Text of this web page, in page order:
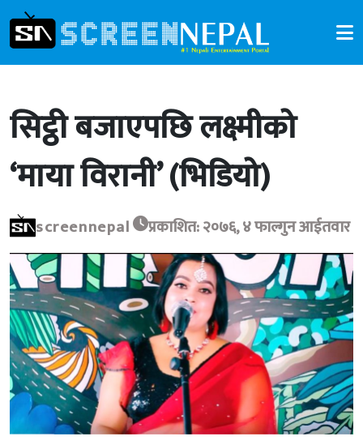
सिट्ठी बजाएपछि लक्ष्मीको
‘माया विरानी’ (भिडियो)
screennepal प्रकाशित: २०७६, ४ फाल्गुन आईतवार